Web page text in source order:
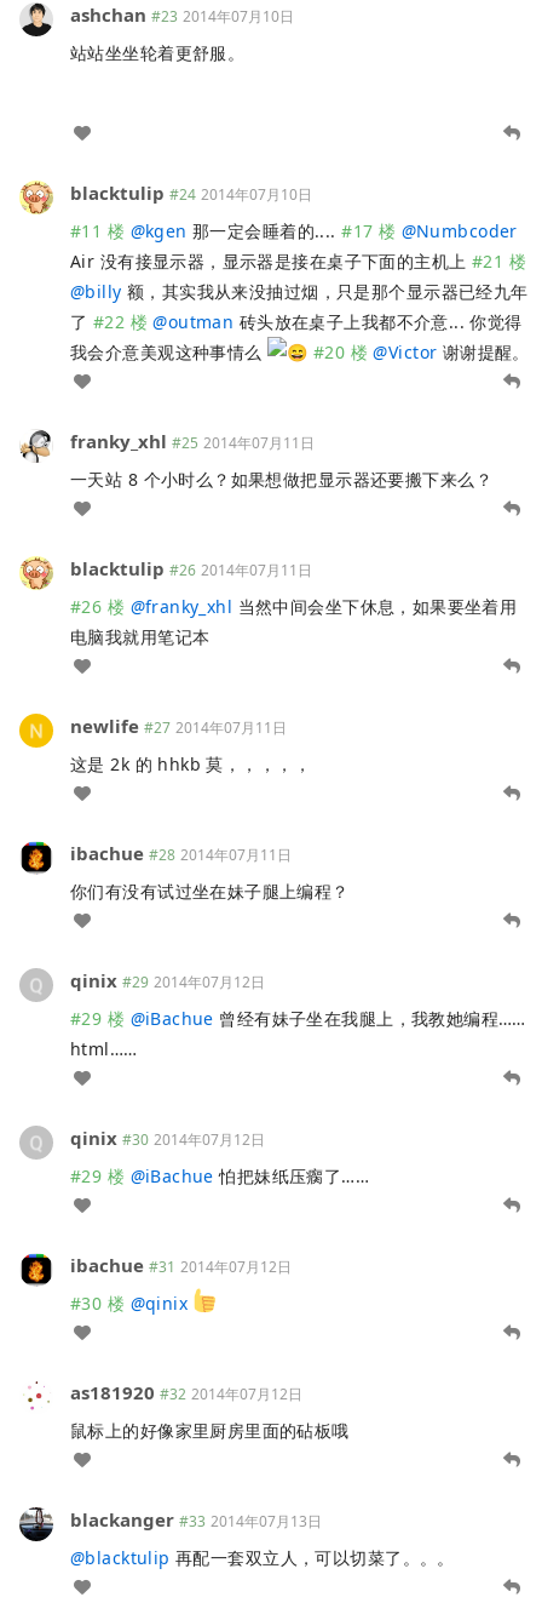
ashchan #23 2014年07月10日
站站坐坐轮着更舒服。
blacktulip #24 2014年07月10日
#11 楼 @kgen 那一定会睡着的....#17 楼 @Numbcoder
Air 没有接显示器，显示器是接在桌子下面的主机上 #21 楼
@billy 额，其实我从来没抽过烟，只是那个显示器已经九年
了 #22 楼 @outman 砖头放在桌子上我都不介意... 你觉得
我会介意美观这种事情么
#20 楼 @Victor 谢谢提醒。
franky_xhl #25 2014年07月11日
一天站 8 个小时么？如果想做把显示器还要搬下来么？
blacktulip #26 2014年07月11日
#26 楼 @franky_xhl 当然中间会坐下休息，如果要坐着用
电脑我就用笔记本
newlife #27 2014年07月11日
这是 2k 的 hhkb 莫，，，，，
ibachue #28 2014年07月11日
你们有没有试过坐在妹子腿上编程？
qinix #29 2014年07月12日
#29 楼 @iBachue 曾经有妹子坐在我腿上，我教她编程……
html……
qinix #30 2014年07月12日
#29 楼 @iBachue 怕把妹纸压瘸了……
ibachue #31 2014年07月12日
#30 楼 @qinix
as181920 #32 2014年07月12日
鼠标上的好像家里厨房里面的砧板哦
blackanger #33 2014年07月13日
@blacktulip 再配一套双立人，可以切菜了。。。